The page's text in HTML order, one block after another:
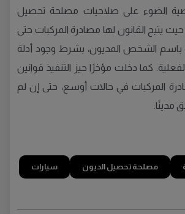
الضوء على صلاحيات مصلحة تحصيل
يتيح القانون لها مصادرة المركبات حتى
الشخص المديون، بشرط وجود أدلة
كما دخلت مؤخرًا حيز التنفيذ قوانين
المركبات في حالات أوسع، حتى إن لم
مدينًا.
مصلحة تحصيل الديون سيارات